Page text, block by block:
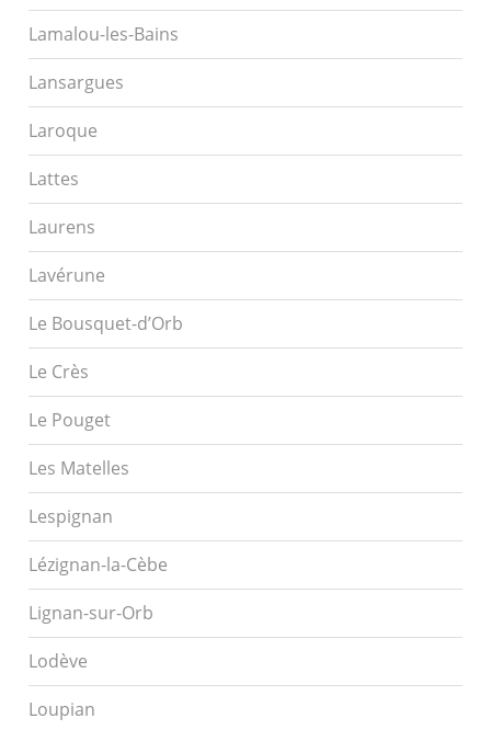
Lamalou-les-Bains
Lansargues
Laroque
Lattes
Laurens
Lavérune
Le Bousquet-d’Orb
Le Crès
Le Pouget
Les Matelles
Lespignan
Lézignan-la-Cèbe
Lignan-sur-Orb
Lodève
Loupian